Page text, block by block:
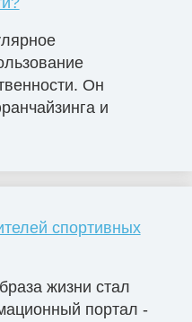
Он
и
спортивных
жизни стал
портал -